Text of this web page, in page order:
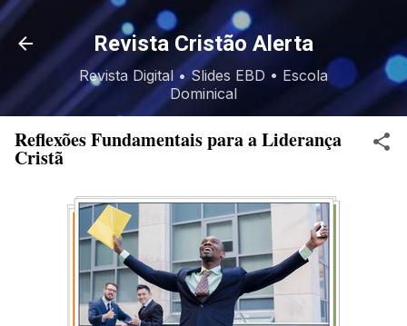
Pular para o conteúdo principal
Revista Cristão Alerta
Revista Digital • Slides EBD • Escola
Dominical
Reflexões Fundamentais para a Liderança
Cristã